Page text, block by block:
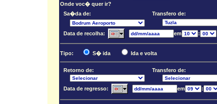
Onde voc� quer ir?
Sa�da de:
Transfero de:
Data de recolha: em :
Tipo: S� ida Ida e volta
Retorno de: Transfero de:
Data de regresso: em :